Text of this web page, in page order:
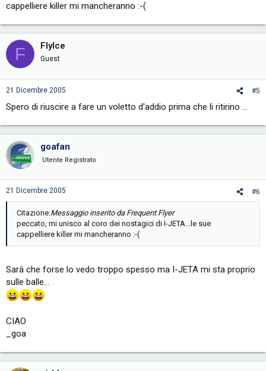
cappelliere killer mi mancheranno :-(
F FlyIce
Guest
21 Dicembre 2005 #5
Spero di riuscire a fare un voletto d'addio prima che li ritirino ...
goafan
Utente Registrato
21 Dicembre 2005 #6
Citazione:Messaggio inserito da Frequent Flyer
peccato, mi unisco al coro dei nostagici di I-JETA...le sue
cappelliere killer mi mancheranno :-(
Sarà che forse lo vedo troppo spesso ma I-JETA mi sta proprio
sulle balle...
CIAO
_goa